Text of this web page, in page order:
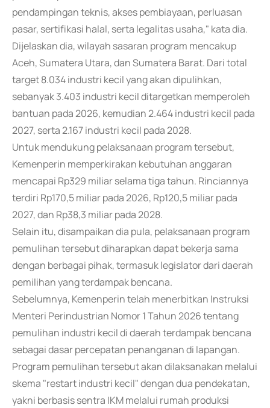
pendampingan teknis, akses pembiayaan, perluasan
pasar, sertifikasi halal, serta legalitas usaha," kata dia.
Dijelaskan dia, wilayah sasaran program mencakup
Aceh, Sumatera Utara, dan Sumatera Barat. Dari total
target 8.034 industri kecil yang akan dipulihkan,
sebanyak 3.403 industri kecil ditargetkan memperoleh
bantuan pada 2026, kemudian 2.464 industri kecil pada
2027, serta 2.167 industri kecil pada 2028.
Untuk mendukung pelaksanaan program tersebut,
Kemenperin memperkirakan kebutuhan anggaran
mencapai Rp329 miliar selama tiga tahun. Rinciannya
terdiri Rp170,5 miliar pada 2026, Rp120,5 miliar pada
2027, dan Rp38,3 miliar pada 2028.
Selain itu, disampaikan dia pula, pelaksanaan program
pemulihan tersebut diharapkan dapat bekerja sama
dengan berbagai pihak, termasuk legislator dari daerah
pemilihan yang terdampak bencana.
Sebelumnya, Kemenperin telah menerbitkan Instruksi
Menteri Perindustrian Nomor 1 Tahun 2026 tentang
pemulihan industri kecil di daerah terdampak bencana
sebagai dasar percepatan penanganan di lapangan.
Program pemulihan tersebut akan dilaksanakan melalui
skema "restart industri kecil" dengan dua pendekatan,
yakni berbasis sentra IKM melalui rumah produksi